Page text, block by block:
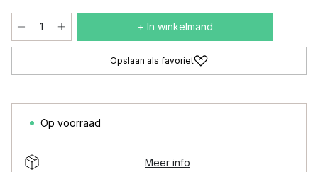
+ In winkelmand
Opslaan als favoriet
Op voorraad
Meer info